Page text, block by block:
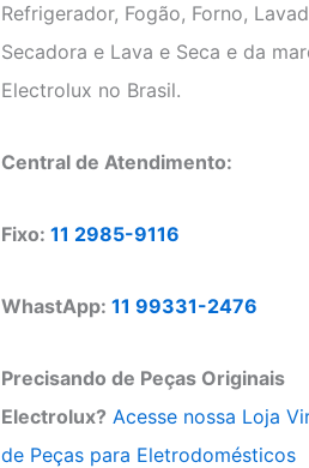
Refrigerador, Fogão, Forno,
Secadora e Lava e Seca e da
Electrolux no Brasil.
Central de Atendimento:
Fixo: 11 2985-9116
WhastApp: 11 99331-2476
Precisando de Peças Originais
Electrolux? Acesse nossa Loja
de Peças para Eletrodomésticos